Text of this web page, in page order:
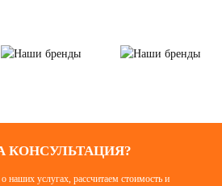
КОНСУЛЬТАЦИЯ?
наших услугах, рассчитаем стоимость и